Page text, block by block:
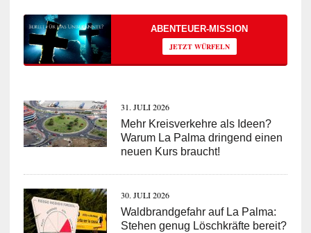
ABENTEUER-MISSION
JETZT WÜRFELN
31. JULI 2026
Mehr Kreisverkehre als Ideen?
Warum La Palma dringend einen
neuen Kurs braucht!
30. JULI 2026
Waldbrandgefahr auf La Palma:
Stehen genug Löschkräfte bereit?